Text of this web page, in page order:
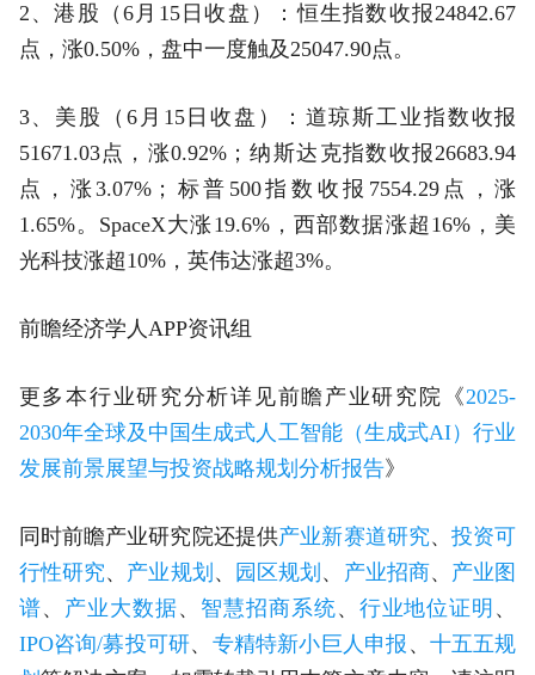
2、港股（6月15日收盘）：恒生指数收报24842.67
点，涨0.50%，盘中一度触及25047.90点。
3、美股（6月15日收盘）：道琼斯工业指数收报
51671.03点，涨0.92%；纳斯达克指数收报26683.94
点，涨3.07%；标普500指数收报7554.29点，涨
1.65%。SpaceX大涨19.6%，西部数据涨超16%，美
光科技涨超10%，英伟达涨超3%。
前瞻经济学人APP资讯组
更多本行业研究分析详见前瞻产业研究院《2025-
2030年全球及中国生成式人工智能（生成式AI）行业
发展前景展望与投资战略规划分析报告》
同时前瞻产业研究院还提供产业新赛道研究、投资可
行性研究、 产业规划 、 园区规划 、 产业招商、 产业图
谱、 产业大数据、 智慧招商系统、 行业地位证明 、
IPO咨询/募投可研、 专精特新小巨人申报 、 十五五规